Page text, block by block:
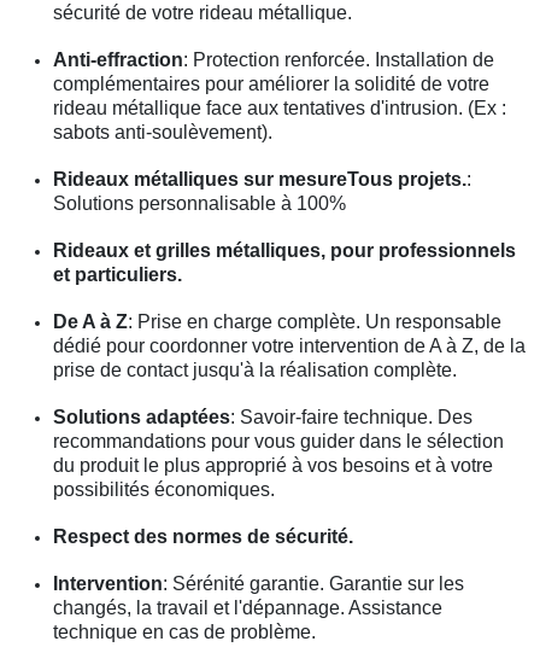
sécurité de votre rideau métallique.
Anti-effraction: Protection renforcée. Installation de
complémentaires pour améliorer la solidité de votre
rideau métallique face aux tentatives d'intrusion. (Ex :
sabots anti-soulèvement).
Rideaux métalliques sur mesureTous projets.:
Solutions personnalisable à 100%
Rideaux et grilles métalliques, pour professionnels
et particuliers.
De A à Z: Prise en charge complète. Un responsable
dédié pour coordonner votre intervention de A à Z, de la
prise de contact jusqu'à la réalisation complète.
Solutions adaptées: Savoir-faire technique. Des
recommandations pour vous guider dans le sélection
du produit le plus approprié à vos besoins et à votre
possibilités économiques.
Respect des normes de sécurité.
Intervention: Sérénité garantie. Garantie sur les
changés, la travail et l'dépannage. Assistance
technique en cas de problème.